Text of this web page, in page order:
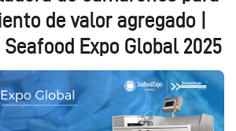
de valor agregado |
Expo Global 2025